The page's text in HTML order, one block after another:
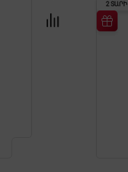
2 ՏԱՐԻ